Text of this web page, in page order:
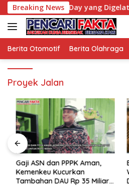
Langsung
ke
konten
Breaking News
Car Free Day yang Digelat
Berita Otomotif Berita Olahraga
Proyek Jalan
Gaji ASN dan PPPK Aman,
Kemenkeu Kucurkan
Tambahan DAU Rp 35 Miliar